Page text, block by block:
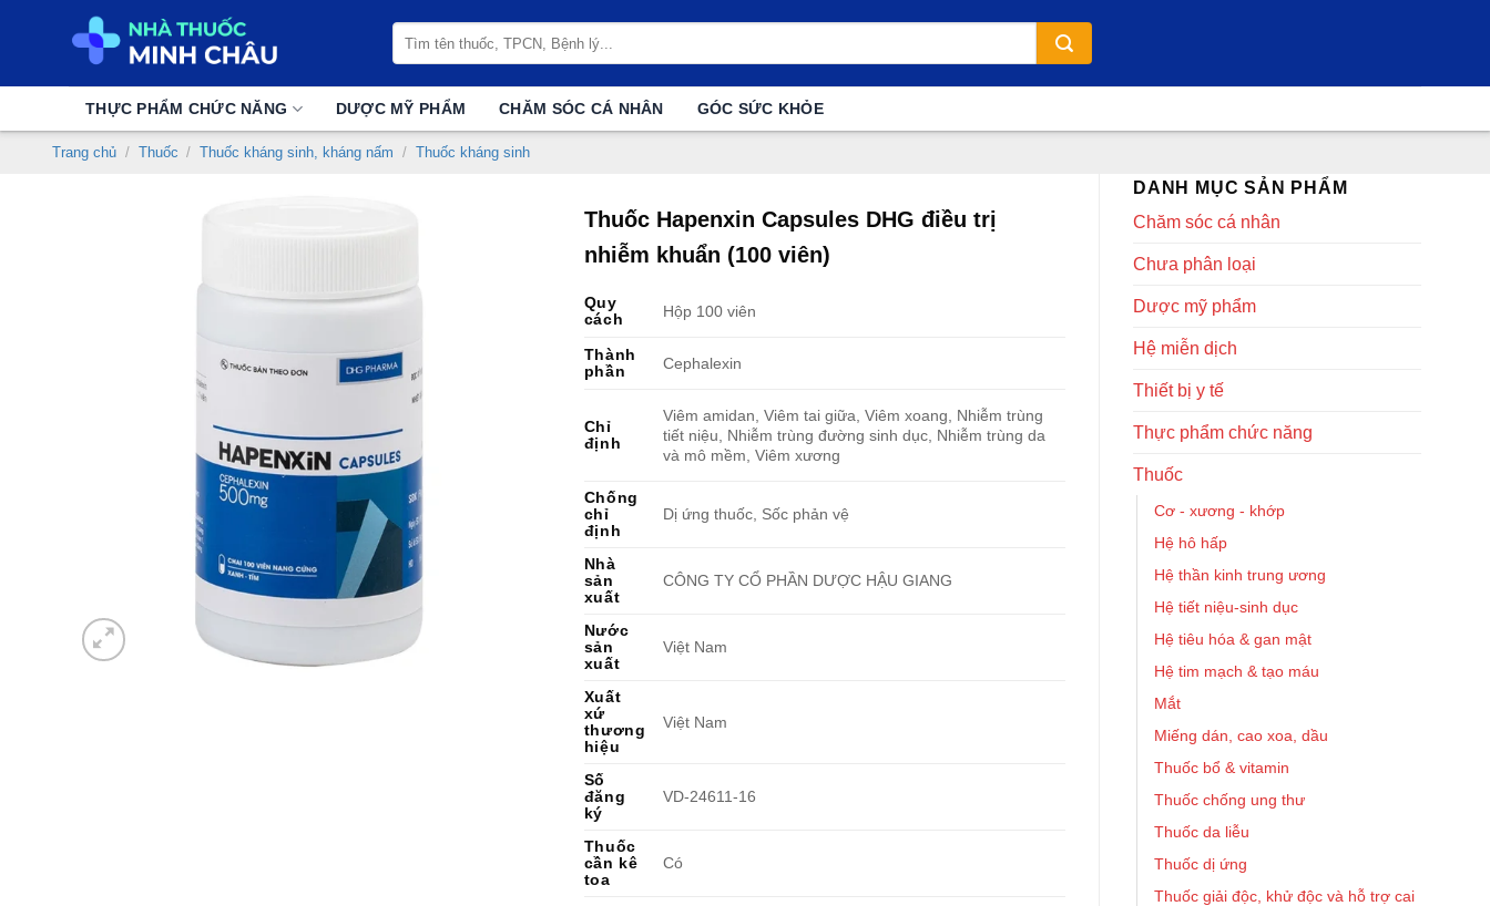
kiếm:
THỰC PHẨM CHỨC NĂNG DƯỢC MỸ PHẨM CHĂM SÓC CÁ NHÂN GÓC SỨC KHỎE
Trang chủ / Thuốc / Thuốc kháng sinh, kháng nấm / Thuốc kháng sinh
DANH MỤC SẢN PHẨM
Chăm sóc cá nhân
Chưa phân loại
Dược mỹ phẩm
Hệ miễn dịch
Thiết bị y tế
Thực phẩm chức năng
Thuốc
Cơ - xương - khớp
Hệ hô hấp
Hệ thần kinh trung ương
Hệ tiết niệu-sinh dục
Hệ tiêu hóa & gan mật
Hệ tim mạch & tạo máu
Mắt
Miếng dán, cao xoa, dầu
Thuốc bổ & vitamin
Thuốc chống ung thư
Thuốc da liễu
Thuốc dị ứng
Thuốc giải độc, khử độc và hỗ trợ cai
Thuốc Hapenxin Capsules DHG điều trị
nhiễm khuẩn (100 viên)
Quy
cách
Hộp 100 viên
Thành
phần
Cephalexin
Chỉ
định
Viêm amidan, Viêm tai giữa, Viêm xoang, Nhiễm trùng
tiết niệu, Nhiễm trùng đường sinh dục, Nhiễm trùng da
và mô mềm, Viêm xương
Chống
chỉ
định
Dị ứng thuốc, Sốc phản vệ
Nhà
sản
xuất
CÔNG TY CỔ PHẦN DƯỢC HẬU GIANG
Nước
sản
xuất
Việt Nam
Xuất
xứ
thương
hiệu
Việt Nam
Số
đăng
ký
VD-24611-16
Thuốc
cần kê
toa
Có